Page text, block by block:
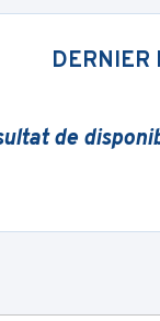
DERNIER
de